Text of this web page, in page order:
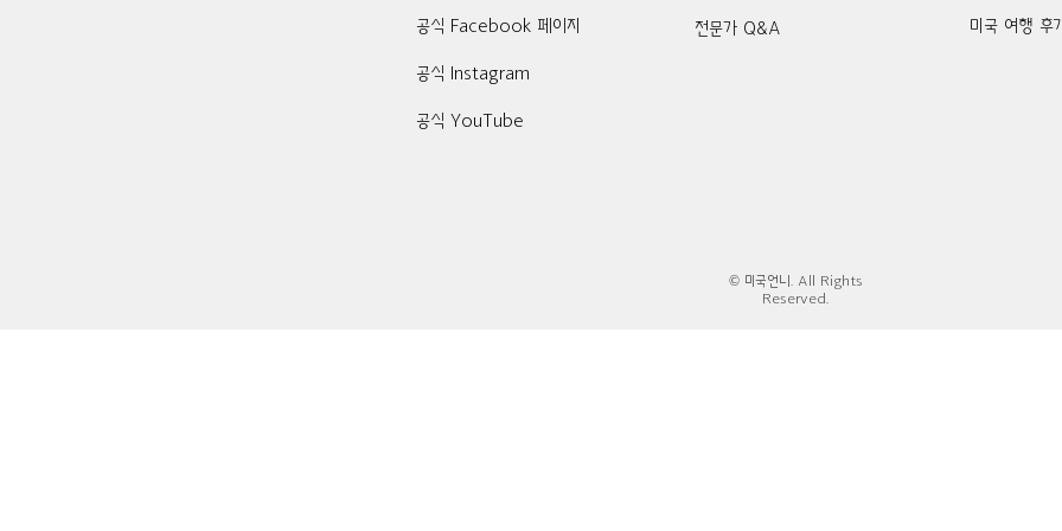
공식 Facebook 페이지
공식 Instagram
공식 YouTube
전문가 Q&A 미국 여행 후
© 미국언니. All Rights
Reserved.